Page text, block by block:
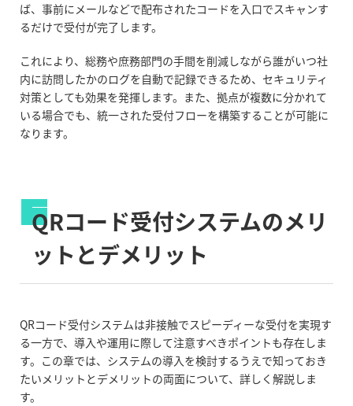
ば、事前にメールなどで配布されたコードを入口でスキャンす
るだけで受付が完了します。
これにより、総務や庶務部門の手間を削減しながら誰がいつ社
内に訪問したかのログを自動で記録できるため、セキュリティ
対策としても効果を発揮します。また、拠点が複数に分かれて
いる場合でも、統一された受付フローを構築することが可能に
なります。
QRコード受付システムのメリ
ットとデメリット
QRコード受付システムは非接触でスピーディーな受付を実現す
る一方で、導入や運用に際して注意すべきポイントも存在しま
す。この章では、システムの導入を検討するうえで知っておき
たいメリットとデメリットの両面について、詳しく解説しま
す。